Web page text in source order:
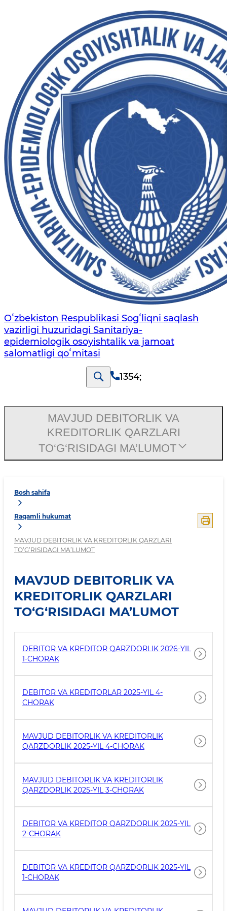
Oʻzbekiston Respublikasi Sogʻliqni saqlash
vazirligi huzuridagi Sanitariya-
epidemiologik osoyishtalik va jamoat
salomatligi qoʻmitasi
1354;
Bosh sahifa
Raqamli hukumat
MAVJUD DEBITORLIK VA KREDITORLIK QARZLARI
TO‘G‘RISIDAGI MA’LUMOT
MAVJUD DEBITORLIK VA
KREDITORLIK QARZLARI
TO‘G‘RISIDAGI MA’LUMOT
DEBITOR VA KREDITOR QARZDORLIK 2026-YIL
1-CHORAK
DEBITOR VA KREDITORLAR 2025-YIL 4-
CHORAK
MAVJUD DEBITORLIK VA KREDITORLIK
QARZDORLIK 2025-YIL 4-CHORAK
MAVJUD DEBITORLIK VA KREDITORLIK
QARZDORLIK 2025-YIL 3-CHORAK
DEBITOR VA KREDITOR QARZDORLIK 2025-YIL
2-CHORAK
DEBITOR VA KREDITOR QARZDORLIK 2025-YIL
1-CHORAK
MAVJUD DEBITORLIK VA
KREDITORLIK QARZLARI
TO‘G‘RISIDAGI MA’LUMOT